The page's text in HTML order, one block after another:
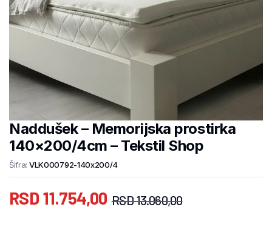
Naddušek – Memorijska prostirka
140×200/4cm – Tekstil Shop
Šifra: VLK000792-140x200/4
RSD13.060,00
RSD 11.754,00